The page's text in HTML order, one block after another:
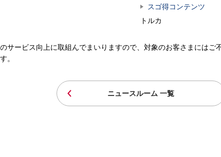
スゴ得コンテンツ
トルカ
サービス向上に取組んでまいりますので、対象のお客さまにはご
。
ニュースルーム 一覧